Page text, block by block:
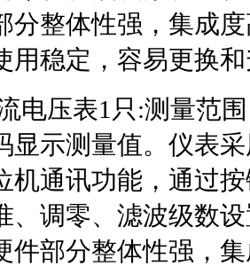
分整体性强，集成
用稳定，容易更换
电压表1 只 :测量范
显示测量值。仪表
机通讯功能，通过
、调零、滤波级数
件部分整体性强，